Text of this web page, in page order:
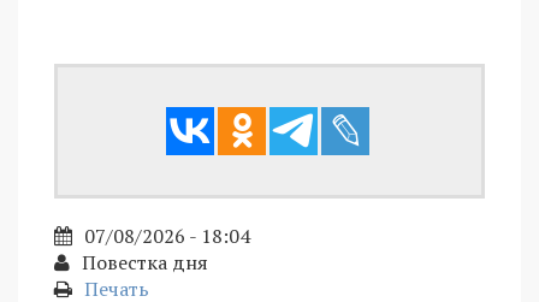
07/08/2026 - 18:04
Повестка дня
Печать